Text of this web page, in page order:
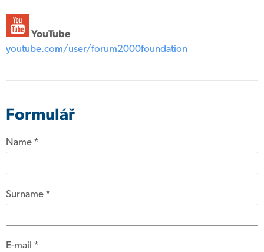
YouTube
youtube.com/user/forum2000foundation
Formulář
Name *
Surname *
E-mail *